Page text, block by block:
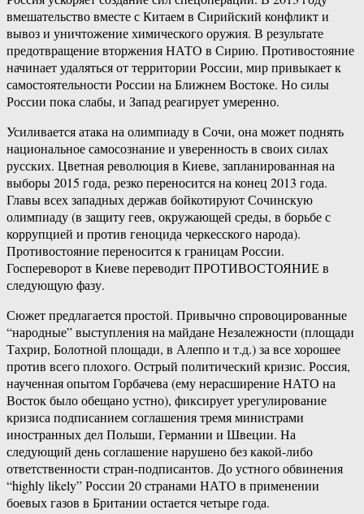
вмешательство вместе с Китаем в Сирийский конфликт и
вывоз и уничтожение химического оружия. В результате
предотвращение вторжения НАТО в Сирию. Противостояние
начинает удаляться от территории России, мир привыкает к
самостоятельности России на Ближнем Востоке. Но силы
России пока слабы, и Запад реагирует умеренно.
Усиливается атака на олимпиаду в Сочи, она может поднять
национальное самосознание и уверенность в своих силах
русских. Цветная революция в Киеве, запланированная на
выборы 2015 года, резко переносится на конец 2013 года.
Главы всех западных держав бойкотируют Сочинскую
олимпиаду (в защиту геев, окружающей среды, в борьбе с
коррупцией и против геноцида черкесского народа).
Противостояние переносится к границам России.
Госпереворот в Киеве переводит ПРОТИВОСТОЯНИЕ в
следующую фазу.
Сюжет предлагается простой. Привычно спровоцированные
“народные” выступления на майдане Незалежности (площади
Тахрир, Болотной площади, в Алеппо и т.д.) за все хорошее
против всего плохого. Острый политический кризис. Россия,
наученная опытом Горбачева (ему нерасширение НАТО на
Восток было обещано устно), фиксирует урегулирование
кризиса подписанием соглашения тремя министрами
иностранных дел Польши, Германии и Швеции. На
следующий день соглашение нарушено без какой-либо
ответственности стран-подписантов. До устного обвинения
“highly likely” России 20 странами НАТО в применении
боевых газов в Британии остается четыре года.